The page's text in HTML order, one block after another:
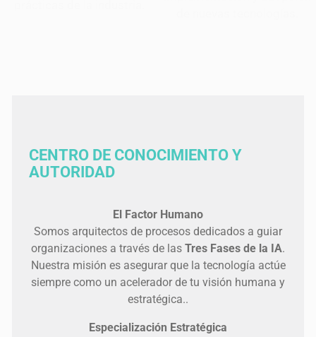
CENTRO DE CONOCIMIENTO Y
AUTORIDAD
El Factor Humano
Somos arquitectos de procesos dedicados a guiar
organizaciones a través de las Tres Fases de la IA.
Nuestra misión es asegurar que la tecnología actúe
siempre como un acelerador de tu visión humana y
estratégica..
Especialización Estratégica